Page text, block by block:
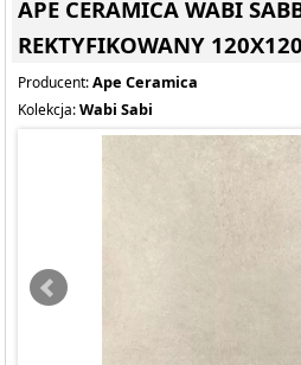
APE CERAMICA WABI
REKTYFIKOWANY 120X120
Producent:Ape Ceramica
Kolekcja:Wabi Sabi